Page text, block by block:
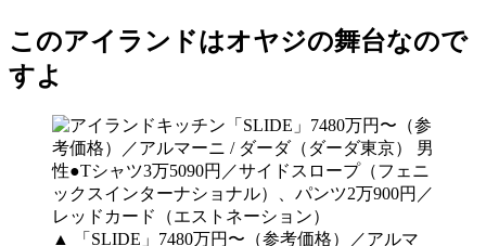
このアイランドはオヤジの舞台なので
すよ
▲ 「SLIDE」7480万円〜（参考価格）／アルマ